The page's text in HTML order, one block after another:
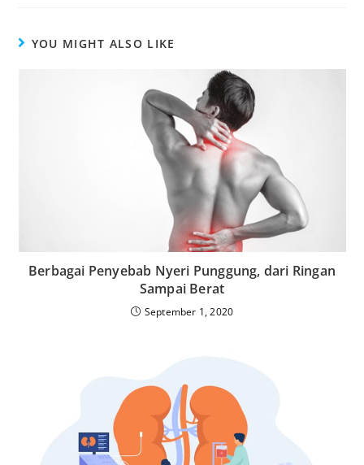
YOU MIGHT ALSO LIKE
Berbagai Penyebab Nyeri Punggung, dari Ringan
Sampai Berat
September 1, 2020